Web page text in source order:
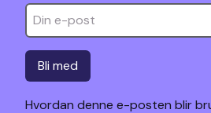
Bli med
Hvordan denne e-posten blir